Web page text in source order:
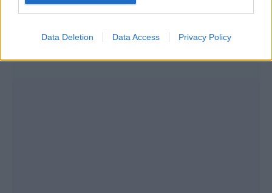
Data Deletion Data Access Privacy Policy